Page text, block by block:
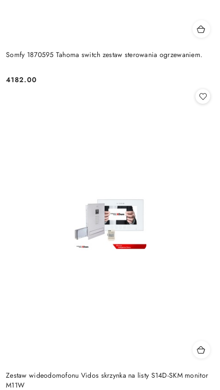
Somfy 1870595 Tahoma switch zestaw sterowania ogrzewaniem.
Cena:
4182.00
Zestaw wideodomofonu Vidos skrzynka na listy S14D-SKM monitor
M11W